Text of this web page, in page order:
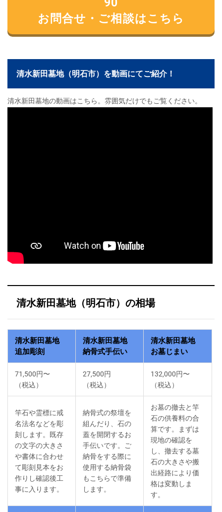
90
お問合せ・ご相談はこちら
清水新田墓地（明石市）を動画にてご紹介！
清水新田墓地の動画はこちら。雰囲気だけでもご覧ください。
清水新田墓地（明石市）の相場
清水新田墓地
追加彫刻
清水新田墓地
納骨式手伝い
清水新田墓地
お墓じまい
71,500円〜
（税込）
27,500円
（税込）
132,000円〜
（税込）
竿石や霊標に戒
名法名などを彫
刻します。既存
の文字の大きさ
や書体に合わせ
て彫刻見本をお
作りし確認後工
事に入ります。
納骨式の祭壇を
組んだり、石の
蓋を開閉するお
手伝いです。ご
納骨をする際に
使用する納骨袋
もこちらで準備
します。
お墓の撤去と竿
石の供養料の合
算です。まずは
現地の確認を
し、撤去する墓
石の大きさや搬
出経路により価
格は変動しま
す。